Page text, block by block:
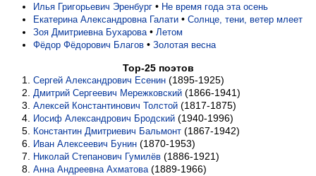
Илья Григорьевич Эренбург • Не время года эта осень
Екатерина Александровна Галати • Солнце, тени, ветер млеет
Зоя Дмитриевна Бухарова • Летом
Фёдор Фёдорович Благов • Золотая весна
Top-25 поэтов
Сергей Александрович Есенин (1895-1925)
Дмитрий Сергеевич Мережковский (1866-1941)
Алексей Константинович Толстой (1817-1875)
Иосиф Александрович Бродский (1940-1996)
Константин Дмитриевич Бальмонт (1867-1942)
Иван Алексеевич Бунин (1870-1953)
Николай Степанович Гумилёв (1886-1921)
Анна Андреевна Ахматова (1889-1966)